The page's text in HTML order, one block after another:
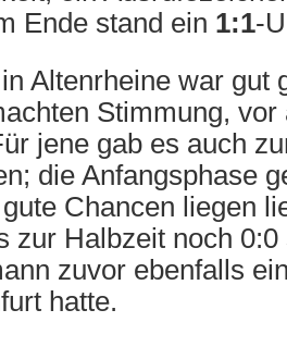
Ende stand ein 1:1-
Altenrheine war gut
Stimmung, vor
jene gab es auch
die Anfangsphase
Chancen liegen
zur Halbzeit noch
zuvor ebenfalls
hatte.